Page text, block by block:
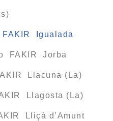
Igualada
FAKIR Jorba
Llacuna (La)
Llagosta (La)
Lliçà d’Amunt